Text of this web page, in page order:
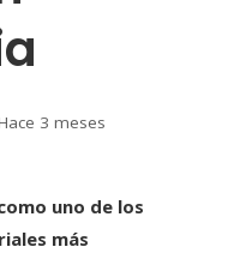
3 meses
uno de los
más